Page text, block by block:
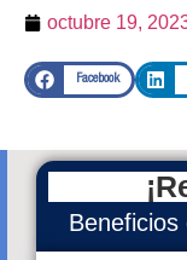
octubre 19,
Facebook